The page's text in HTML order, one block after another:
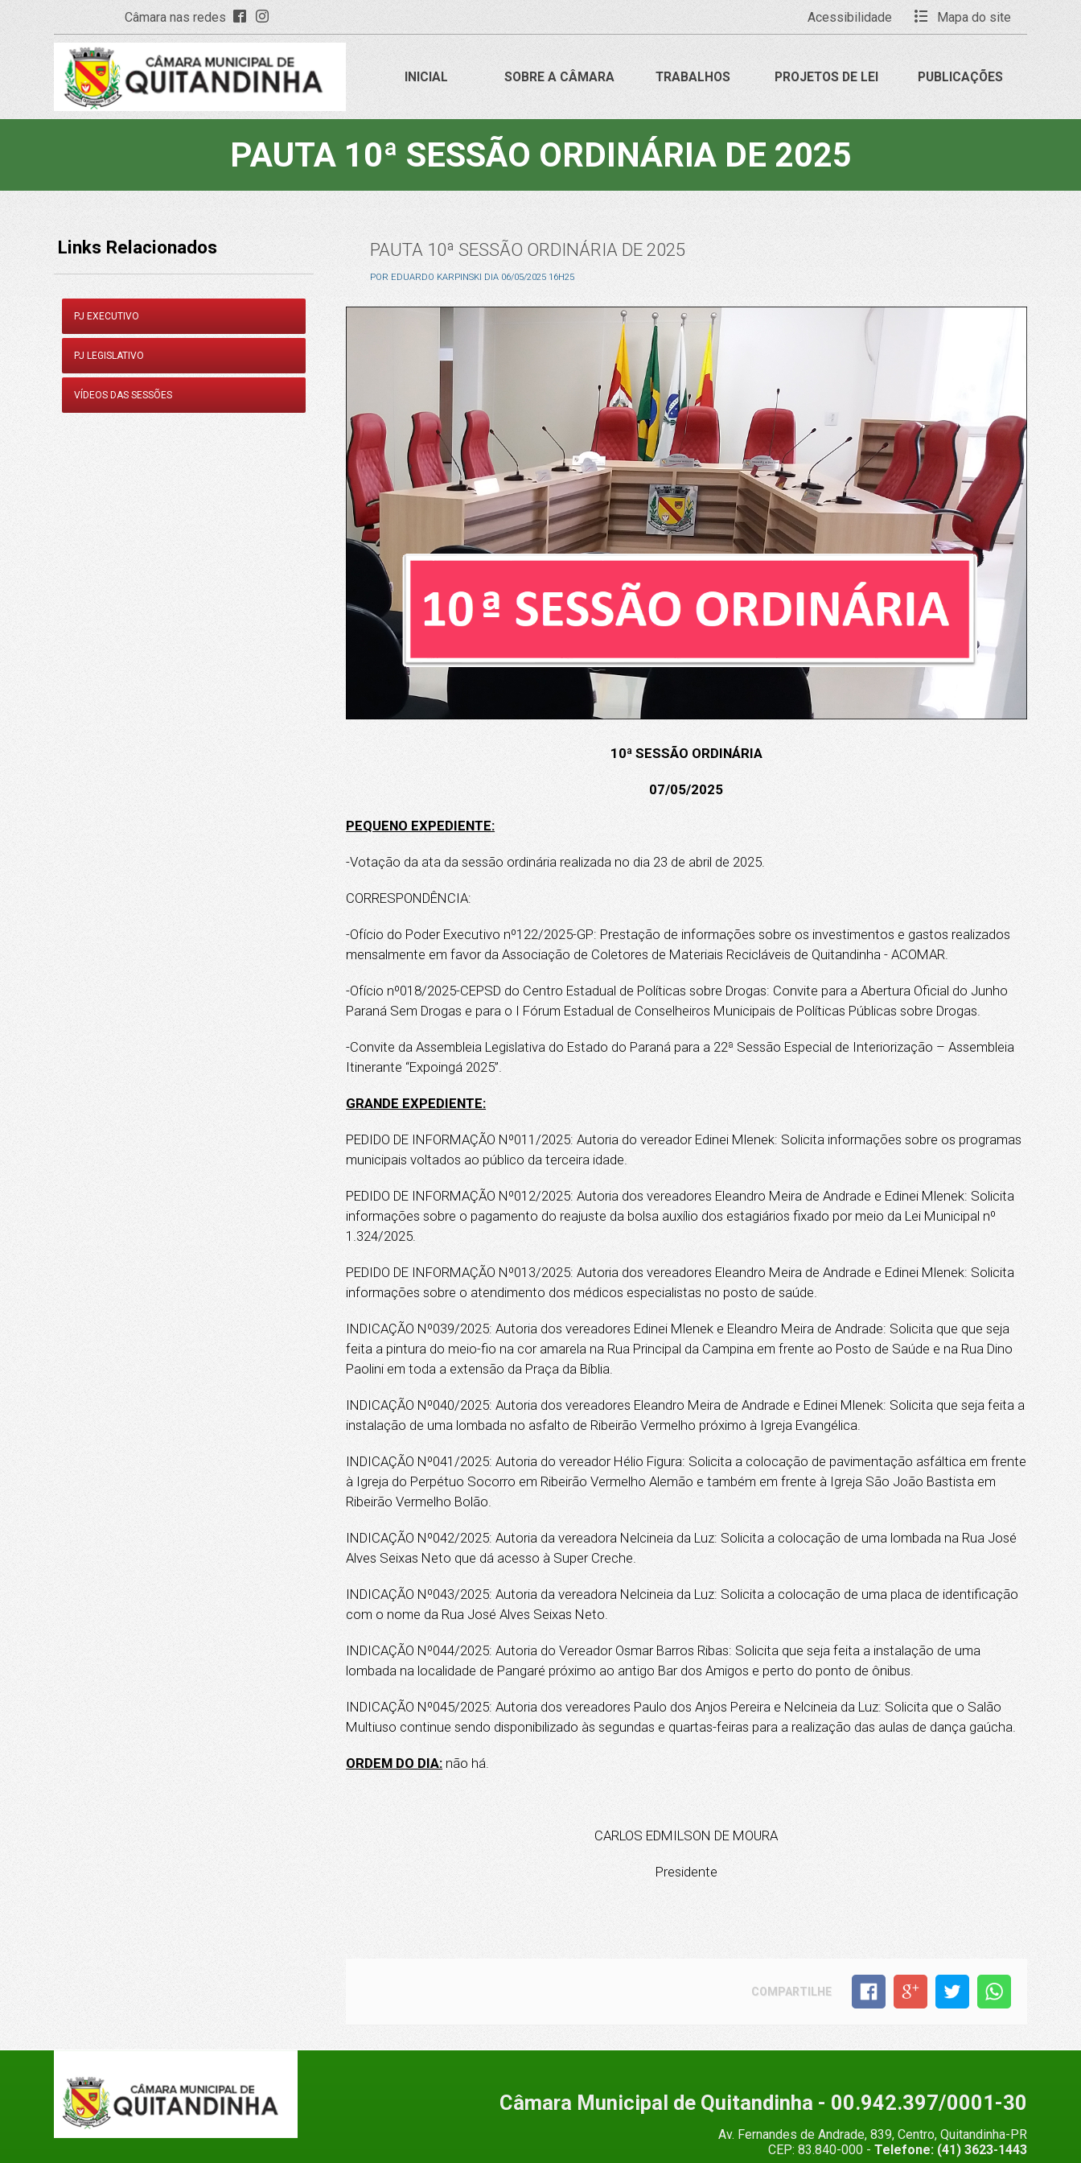
Câmara nas redes Acessibilidade Mapa do site
INICIAL SOBRE A CÂMARA TRABALHOS PROJETOS DE LEI PUBLICAÇÕES
PAUTA 10ª SESSÃO ORDINÁRIA DE 2025
PAUTA 10ª SESSÃO ORDINÁRIA DE 2025
POR EDUARDO KARPINSKI DIA 06/05/2025 16H25
10ª SESSÃO ORDINÁRIA
07/05/2025
PEQUENO EXPEDIENTE:
-Votação da ata da sessão ordinária realizada no dia 23 de abril de 2025.
CORRESPONDÊNCIA:
-Ofício do Poder Executivo nº122/2025-GP: Prestação de informações sobre os investimentos e gastos realizados
mensalmente em favor da Associação de Coletores de Materiais Recicláveis de Quitandinha - ACOMAR.
-Ofício nº018/2025-CEPSD do Centro Estadual de Políticas sobre Drogas: Convite para a Abertura Oficial do Junho
Paraná Sem Drogas e para o I Fórum Estadual de Conselheiros Municipais de Políticas Públicas sobre Drogas.
-Convite da Assembleia Legislativa do Estado do Paraná para a 22ª Sessão Especial de Interiorização – Assembleia
Itinerante “Expoingá 2025”.
GRANDE EXPEDIENTE:
PEDIDO DE INFORMAÇÃO Nº011/2025: Autoria do vereador Edinei Mlenek: Solicita informações sobre os programas
municipais voltados ao público da terceira idade.
PEDIDO DE INFORMAÇÃO Nº012/2025: Autoria dos vereadores Eleandro Meira de Andrade e Edinei Mlenek: Solicita
informações sobre o pagamento do reajuste da bolsa auxílio dos estagiários fixado por meio da Lei Municipal nº
1.324/2025.
PEDIDO DE INFORMAÇÃO Nº013/2025: Autoria dos vereadores Eleandro Meira de Andrade e Edinei Mlenek: Solicita
informações sobre o atendimento dos médicos especialistas no posto de saúde.
INDICAÇÃO Nº039/2025: Autoria dos vereadores Edinei Mlenek e Eleandro Meira de Andrade: Solicita que que seja
feita a pintura do meio-fio na cor amarela na Rua Principal da Campina em frente ao Posto de Saúde e na Rua Dino
Paolini em toda a extensão da Praça da Bíblia.
INDICAÇÃO Nº040/2025: Autoria dos vereadores Eleandro Meira de Andrade e Edinei Mlenek: Solicita que seja feita a
instalação de uma lombada no asfalto de Ribeirão Vermelho próximo à Igreja Evangélica.
INDICAÇÃO Nº041/2025: Autoria do vereador Hélio Figura: Solicita a colocação de pavimentação asfáltica em frente
à Igreja do Perpétuo Socorro em Ribeirão Vermelho Alemão e também em frente à Igreja São João Bastista em
Ribeirão Vermelho Bolão.
INDICAÇÃO Nº042/2025: Autoria da vereadora Nelcineia da Luz: Solicita a colocação de uma lombada na Rua José
Alves Seixas Neto que dá acesso à Super Creche.
INDICAÇÃO Nº043/2025: Autoria da vereadora Nelcineia da Luz: Solicita a colocação de uma placa de identificação
com o nome da Rua José Alves Seixas Neto.
INDICAÇÃO Nº044/2025: Autoria do Vereador Osmar Barros Ribas: Solicita que seja feita a instalação de uma
lombada na localidade de Pangaré próximo ao antigo Bar dos Amigos e perto do ponto de ônibus.
INDICAÇÃO Nº045/2025: Autoria dos vereadores Paulo dos Anjos Pereira e Nelcineia da Luz: Solicita que o Salão
Multiuso continue sendo disponibilizado às segundas e quartas-feiras para a realização das aulas de dança gaúcha.
ORDEM DO DIA: não há.
CARLOS EDMILSON DE MOURA
Presidente
COMPARTILHE
Links Relacionados
PJ EXECUTIVO
PJ LEGISLATIVO
VÍDEOS DAS SESSÕES
Câmara Municipal de Quitandinha - 00.942.397/0001-30
Av. Fernandes de Andrade, 839, Centro, Quitandinha-PR
CEP: 83.840-000 - Telefone: (41) 3623-1443